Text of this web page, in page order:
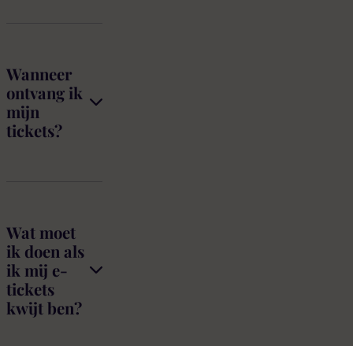
Wanneer
ontvang ik
mijn
tickets?
Wat moet
ik doen als
ik mij e-
tickets
kwijt ben?